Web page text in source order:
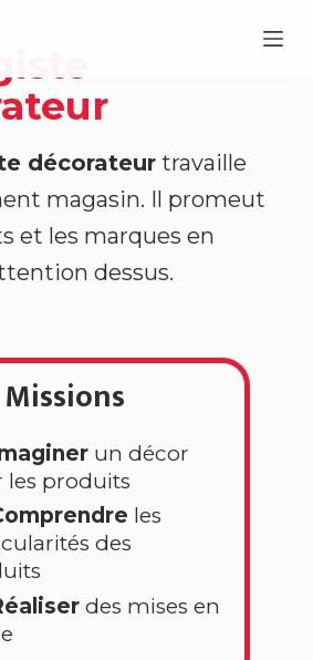
décorateurtravaille
magasin. Il promeut
et les marques en
dessus.
Missions
un décor
les produits
les
des
des mises en